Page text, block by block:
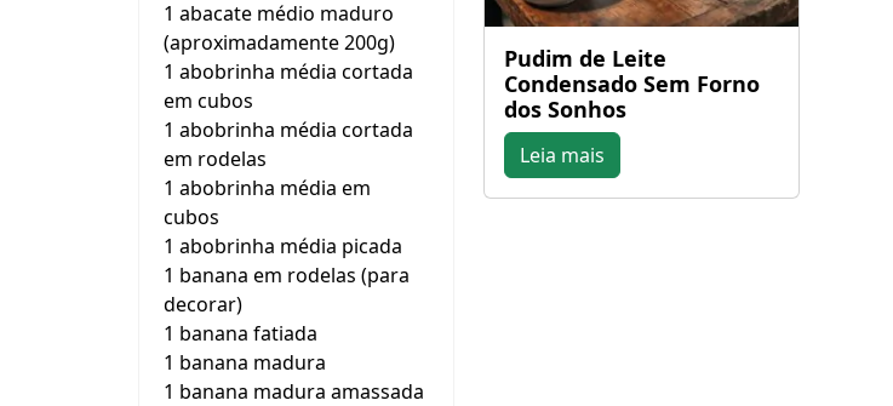
1 abacate médio maduro
(aproximadamente 200g)
1 abobrinha média cortada
em cubos
1 abobrinha média cortada
em rodelas
1 abobrinha média em
cubos
1 abobrinha média picada
1 banana em rodelas (para
decorar)
1 banana fatiada
1 banana madura
1 banana madura amassada
Pudim de Leite
Condensado Sem Forno
dos Sonhos
Leia mais